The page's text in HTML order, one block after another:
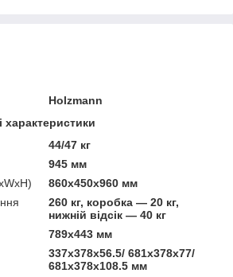
Holzmann
характеристики
44/47 кг
945 мм
860x450x960 мм
260 кг, коробка — 20 кг,
нижній відсік — 40 кг
789x443 мм
337x378x56.5/ 681x378x77/
681x378x108.5 мм